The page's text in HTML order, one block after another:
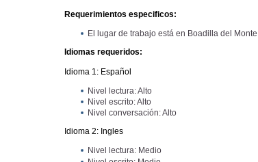
Requerimientos especificos:
El lugar de trabajo está en Boadilla del Monte
Idiomas requeridos:
Idioma 1: Español
Nivel lectura: Alto
Nivel escrito: Alto
Nivel conversación: Alto
Idioma 2: Ingles
Nivel lectura: Medio